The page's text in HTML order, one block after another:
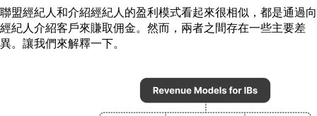
聯盟經紀人和介紹經紀人的盈利模式看起來很相似，都是通過向
經紀人介紹客戶來賺取佣金。然而，兩者之間存在一些主要差
異。讓我們來解釋一下。